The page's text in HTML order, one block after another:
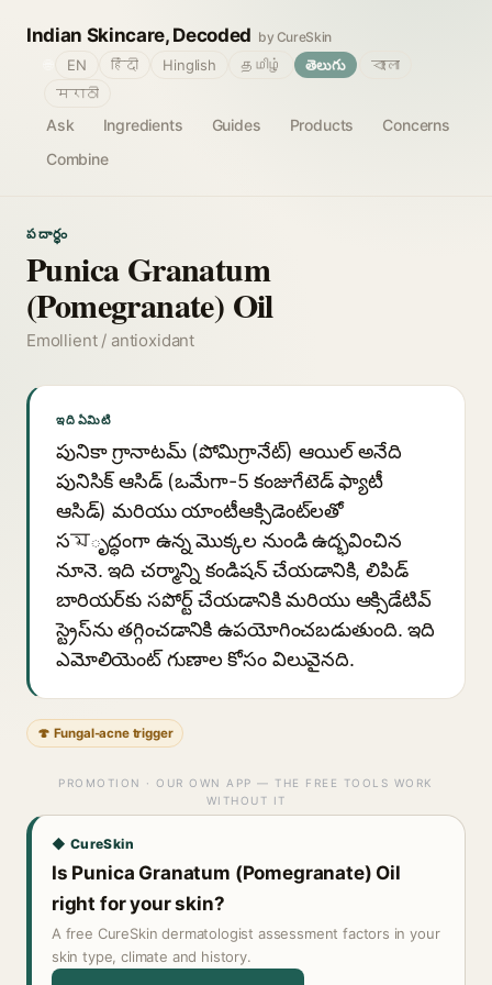
Indian Skincare, Decoded by CureSkin
Ask Ingredients Guides Products
Concerns
Combine
EN हिंदी Hinglish தமிழ் తెలుగు
বাংলা
मराठी
పదార్థం
Punica Granatum
(Pomegranate) Oil
Emollient / antioxidant
ఇది ఏమిటి
పునికా గ్రానాటమ్ (పోమిగ్రానేట్) ఆయిల్ అనేది
పునిసిక్ ఆసిడ్ (ఒమేగా-5 కంజుగేటెడ్ ఫ్యాటీ
ఆసిడ్) మరియు యాంటీఆక్సిడెంట్‌లతో
సমృద్ధంగా ఉన్న మొక్కల నుండి ఉద్భవించిన
నూనె. ఇది చర్మాన్ని కండిషన్ చేయడానికి, లిపిడ్
బారియర్‌కు సపోర్ట్ చేయడానికి మరియు ఆక్సిడేటివ్
స్ట్రెస్‌ను తగ్గించడానికి ఉపయోగించబడుతుంది. ఇది
ఎమోలియెంట్ గుణాల కోసం విలువైనది.
🍄 Fungal-acne trigger
PROMOTION · OUR OWN APP — THE FREE TOOLS WORK
WITHOUT IT
◆ CureSkin
Is Punica Granatum (Pomegranate) Oil
right for your skin?
A free CureSkin dermatologist assessment factors in your
skin type, climate and history.